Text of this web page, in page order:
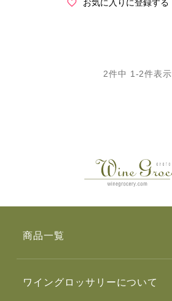
お気に入りに登録する
2件中 1 -2件表示
商品一覧
ワイングロッサリーについて